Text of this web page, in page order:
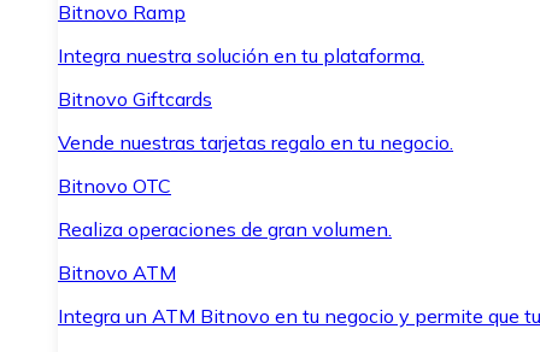
Bitnovo Ramp
Integra nuestra solución en tu plataforma.
Bitnovo Giftcards
Vende nuestras tarjetas regalo en tu negocio.
Bitnovo OTC
Realiza operaciones de gran volumen.
Bitnovo ATM
Integra un ATM Bitnovo en tu negocio y permite que